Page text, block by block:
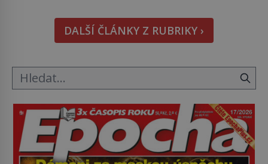
nikdo dlouho nedostane. Až jednou se na letišti
ozve věta, která změní […]
DALŠÍ ČLÁNKY Z RUBRIKY ›